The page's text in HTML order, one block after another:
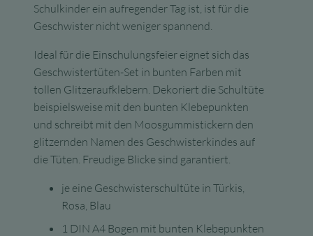
Schulkinder ein aufregender Tag ist, ist für die
Geschwister nicht weniger spannend.
Ideal für die Einschulungsfeier eignet sich das
Geschwistertüten-Set in bunten Farben mit
tollen Glitzeraufklebern. Dekoriert die Schultüte
beispielsweise mit den bunten Klebepunkten
und schreibt mit den Moosgummistickern den
glitzernden Namen des Geschwisterkindes auf
die Tüten. Freudige Blicke sind garantiert.
je eine Geschwisterschultüte in Türkis,
Rosa, Blau
1 DIN A4 Bogen mit bunten Klebepunkten